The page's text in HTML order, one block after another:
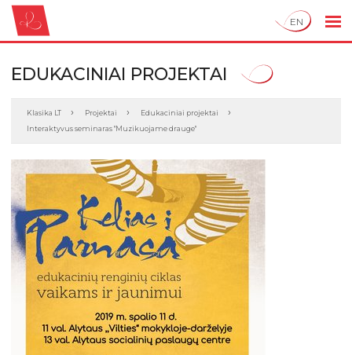
EN
EDUKACINIAI PROJEKTAI
Klasika LT Projektai
Edukaciniai projektai
Interaktyvus seminaras "Muzikuojame drauge"